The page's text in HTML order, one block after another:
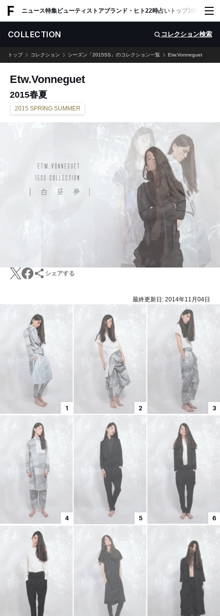
ニュース特集ビューティ ストアブランド・ヒト22時占い トップ100 スナッ
COLLECTION コレクション検索
トップ コレクション シーズン「2015SS」のコレクション一覧 Etw.Vonneguet
Etw.Vonneguet
2015春夏
2015 SPRING SUMMER
シェアする
最終更新日: 2014年11月04日
1 2 3
4 5 6